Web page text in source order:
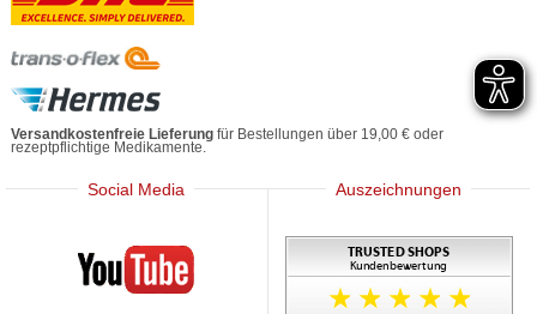
Versandkostenfreie Lieferung für Bestellungen über 19,00 € oder
rezeptpflichtige Medikamente.
Social Media
Mediherz
Auszeichnungen